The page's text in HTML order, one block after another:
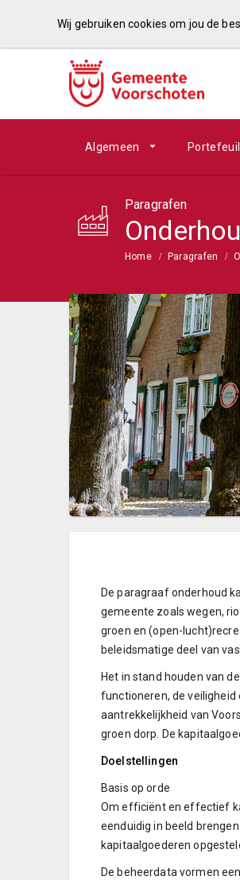
Algemeen
Paragrafen
Home Paragrafen
De paragraaf onderhoud
gemeente zoals wegen,
groen en (open-
beleidsmatige deel van
Het in stand houden van
functioneren, de veiligheid
aantrekkelijkheid van
groen dorp. De
Doelstellingen
Basis op orde
Om efficiënt en effectief
eenduidig in beeld
kapitaalgoederen
De beheerdata vormen
Wij gebruiken cookies om jou de